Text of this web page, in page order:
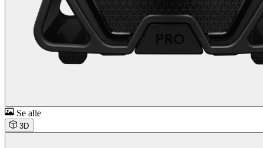
Se alle
3D